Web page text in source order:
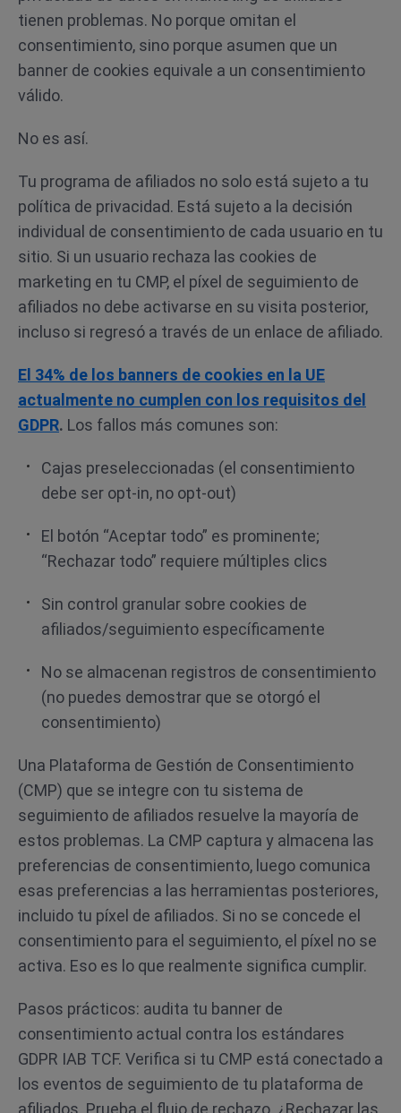
tienen problemas. No porque omitan el
consentimiento, sino porque asumen que un
banner de cookies equivale a un consentimiento
válido.
No es así.
Tu programa de afiliados no solo está sujeto a tu
política de privacidad. Está sujeto a la decisión
individual de consentimiento de cada usuario en tu
sitio. Si un usuario rechaza las cookies de
marketing en tu CMP, el píxel de seguimiento de
afiliados no debe activarse en su visita posterior,
incluso si regresó a través de un enlace de afiliado.
El 34% de los banners de cookies en la UE
actualmente no cumplen con los requisitos del
GDPR. Los fallos más comunes son:
Cajas preseleccionadas (el consentimiento
debe ser opt-in, no opt-out)
El botón “Aceptar todo” es prominente;
“Rechazar todo” requiere múltiples clics
Sin control granular sobre cookies de
afiliados/seguimiento específicamente
No se almacenan registros de consentimiento
(no puedes demostrar que se otorgó el
consentimiento)
Una Plataforma de Gestión de Consentimiento
(CMP) que se integre con tu sistema de
seguimiento de afiliados resuelve la mayoría de
estos problemas. La CMP captura y almacena las
preferencias de consentimiento, luego comunica
esas preferencias a las herramientas posteriores,
incluido tu píxel de afiliados. Si no se concede el
consentimiento para el seguimiento, el píxel no se
activa. Eso es lo que realmente significa cumplir.
Pasos prácticos: audita tu banner de
consentimiento actual contra los estándares
GDPR IAB TCF. Verifica si tu CMP está conectado a
los eventos de seguimiento de tu plataforma de
afiliados. Prueba el flujo de rechazo. ¿Rechazar las